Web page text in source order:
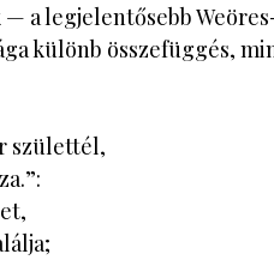
a legjelentősebb
különb összefüggés,
születtél,